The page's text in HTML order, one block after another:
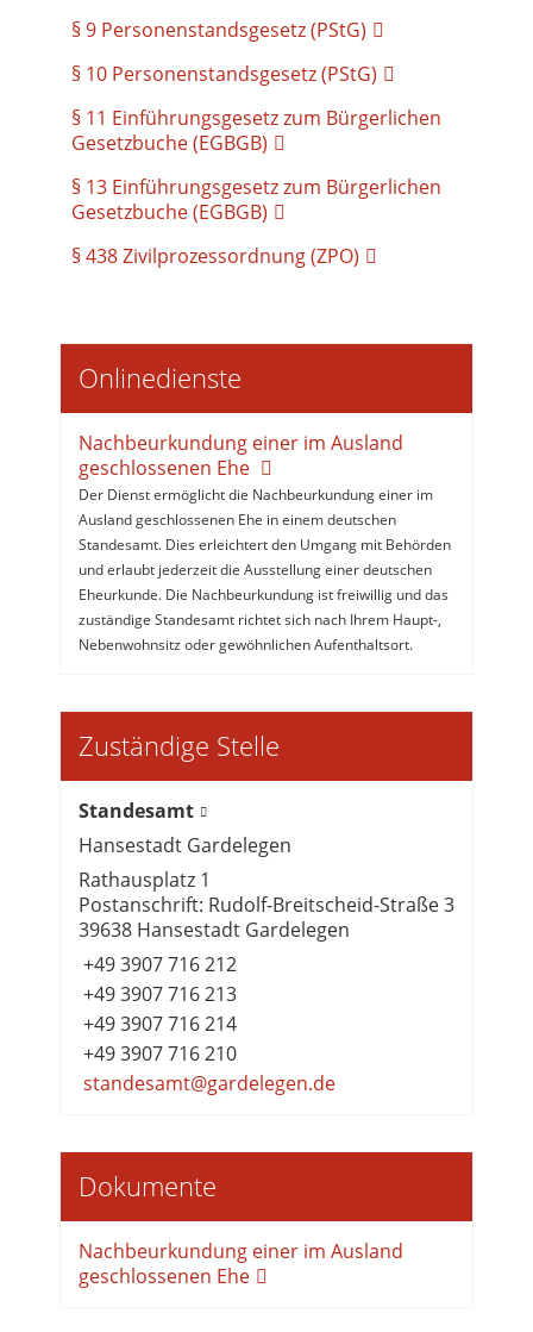
§ 9 Personenstandsgesetz (PStG)
§ 10 Personenstandsgesetz (PStG)
§ 11 Einführungsgesetz zum Bürgerlichen
Gesetzbuche (EGBGB)
§ 13 Einführungsgesetz zum Bürgerlichen
Gesetzbuche (EGBGB)
§ 438 Zivilprozessordnung (ZPO)
Onlinedienste
Nachbeurkundung einer im Ausland
geschlossenen Ehe
Der Dienst ermöglicht die Nachbeurkundung einer im
Ausland geschlossenen Ehe in einem deutschen
Standesamt. Dies erleichtert den Umgang mit Behörden
und erlaubt jederzeit die Ausstellung einer deutschen
Eheurkunde. Die Nachbeurkundung ist freiwillig und das
zuständige Standesamt richtet sich nach Ihrem Haupt-,
Nebenwohnsitz oder gewöhnlichen Aufenthaltsort.
Zuständige Stelle
Standesamt
Hansestadt Gardelegen
Rathausplatz 1
Postanschrift: Rudolf-Breitscheid-Straße 3
39638 Hansestadt Gardelegen
+49 3907 716 212
+49 3907 716 213
+49 3907 716 214
+49 3907 716 210
standesamt@gardelegen.de
Dokumente
Nachbeurkundung einer im Ausland
geschlossenen Ehe